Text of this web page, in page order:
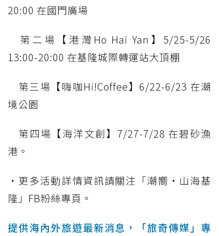
20:00 在國門廣場
第二場【港灣Ho Hai Yan】5/25-5/26
13:00-20:00 在基隆城際轉運站大頂棚
第三場【嗨咖Hi!Coffee】6/22-6/23 在潮
境公園
第四場【海洋文創】7/27-7/28 在碧砂漁
港。
・更多活動詳情資訊請關注「潮嚮‧山海基
隆」FB粉絲專頁。
提供海內外旅遊最新消息，「旅奇傳媒」專